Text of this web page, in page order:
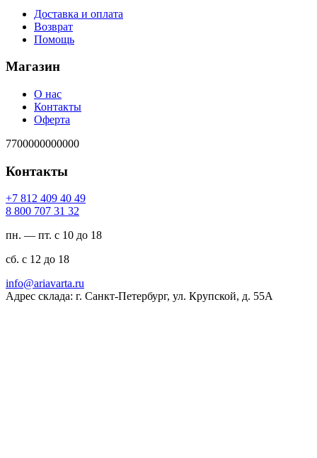
Доставка и оплата
Возврат
Помощь
Магазин
О нас
Контакты
Оферта
7700000000000
Контакты
94 04 904 218 7+
23 13 707 008 8
пн. — пт. с 10 до 18
сб. с 12 до 18
ur.atravaira@ofni
Адрес склада: г. Санкт-Петербург, ул. Крупской, д. 55А